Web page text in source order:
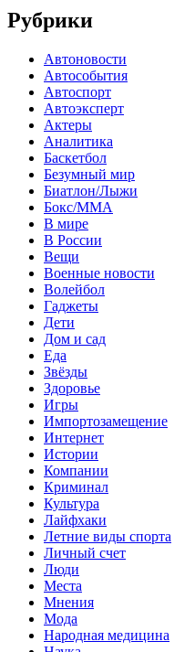
Рубрики
Автоновости
Автособытия
Автоспорт
Автоэксперт
Актеры
Аналитика
Баскетбол
Безумный мир
Биатлон/Лыжи
Бокс/MMA
В мире
В России
Вещи
Военные новости
Волейбол
Гаджеты
Дети
Дом и сад
Еда
Звёзды
Здоровье
Игры
Импортозамещение
Интернет
Истории
Компании
Криминал
Культура
Лайфхаки
Летние виды спорта
Личный счет
Люди
Места
Мнения
Мода
Народная медицина